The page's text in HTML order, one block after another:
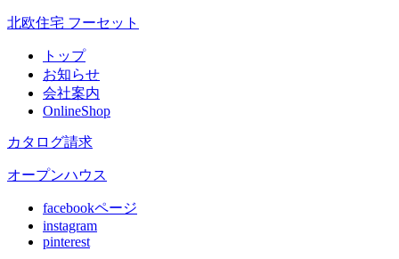
北欧住宅 フーセット
トップ
お知らせ
会社案内
OnlineShop
カタログ請求
オープンハウス
facebookページ
instagram
pinterest